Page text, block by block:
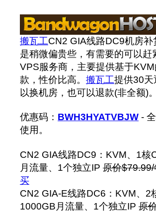
搬瓦工CN2 GIA线路DC9机房
是稍微偏贵些，有需要的可以赶
VPS服务商，主要提供基于KVM
款，性价比高。 搬瓦工提供30天
以换机房，也可以退款(非全额)。
优惠码： BWH3HYATVBJW -
使用。
CN2 GIA线路DC9：KVM、1
月流量、1个独立IP 原价$79.99/
买
CN2 GIA-E线路DC6：KVM、
1000GB月流量、1个独立IP 原